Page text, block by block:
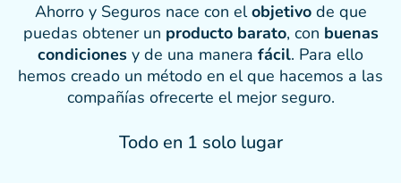
Ahorro y Seguros nace con elobjetivo de que
puedas obtener un producto barato, con buenas
condiciones y de una manera fácil. Para ello
hemos creado un método en el que hacemos a las
compañías ofrecerte el mejor seguro.
Todo en 1 solo lugar